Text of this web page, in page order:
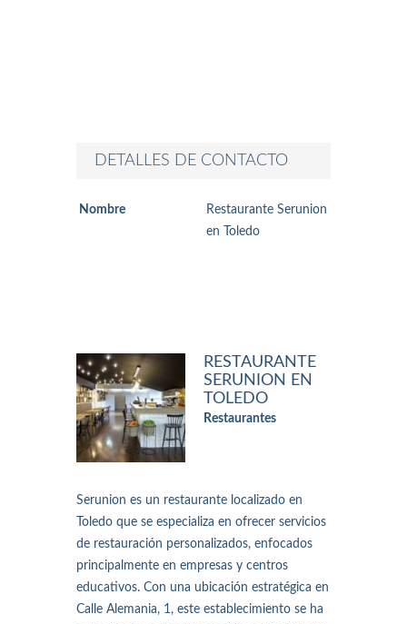
DETALLES DE CONTACTO
Nombre
Restaurante Serunion
en Toledo
RESTAURANTE
SERUNION EN
TOLEDO
Restaurantes
Serunion es un restaurante localizado en
Toledo que se especializa en ofrecer servicios
de restauración personalizados, enfocados
principalmente en empresas y centros
educativos. Con una ubicación estratégica en
Calle Alemania, 1, este establecimiento se ha